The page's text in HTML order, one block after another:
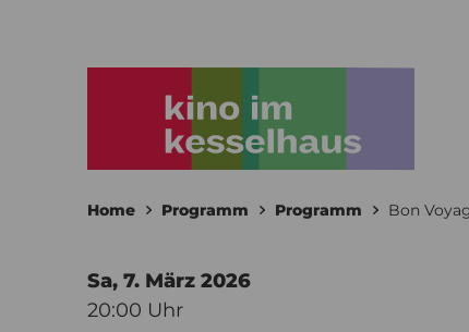
Home Programm Programm Bon
Sa, 7. März 2026
20:00 Uhr